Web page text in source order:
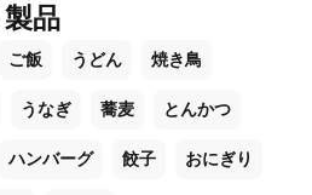
品
ご飯 うどん 焼き鳥
うなぎ 蕎麦 とんかつ
ハンバーグ 餃子 おにぎり